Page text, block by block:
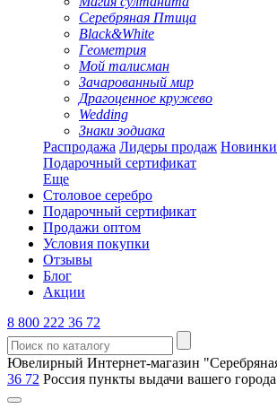
Серебряная Птица
Black&White
Геометрия
Мой талисман
Зачарованный мир
Драгоценное кружево
Wedding
Знаки зодиака
Распродажа Лидеры продаж Новинки
Подарочный сертификат
Еще
Столовое серебро
Подарочный сертификат
Продажи оптом
Условия покупки
Отзывы
Блог
Акции
8 800 222 36 72
Ювелирный Интернет-магазин
36 72 Россия пункты выдачи вашего города